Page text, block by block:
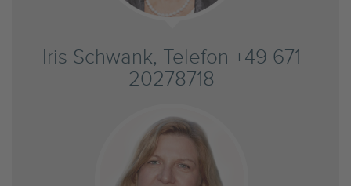
Iris Schwank, Telefon +49 671
20278718